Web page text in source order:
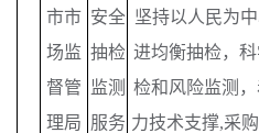
市市
场监
督管
理局
安全
抽检
监测
服务
坚持以人民为
进均衡抽检，
检和风险监测
力技术支撑,采